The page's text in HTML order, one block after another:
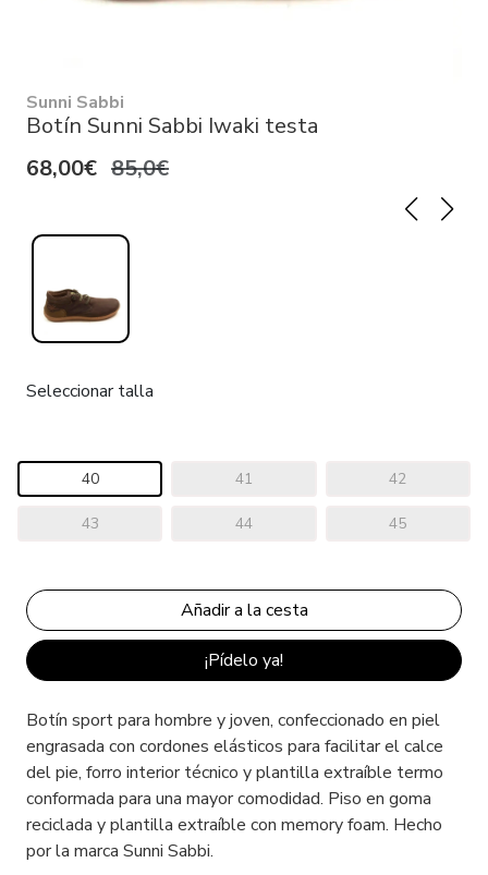
Sunni Sabbi
Botín Sunni Sabbi Iwaki testa
68,00€ 85,0€
Seleccionar talla
40 41 42
43 44 45
¡Pídelo ya!
Botín sport para hombre y joven, confeccionado en piel
engrasada con cordones elásticos para facilitar el calce
del pie, forro interior técnico y plantilla extraíble termo
conformada para una mayor comodidad. Piso en goma
reciclada y plantilla extraíble con memory foam. Hecho
por la marca Sunni Sabbi.